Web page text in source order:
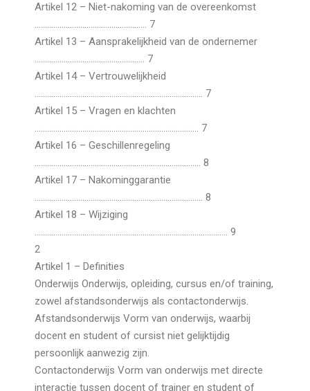
Artikel 12 – Niet-nakoming van de overeenkomst
……………………………………………… 7
Artikel 13 – Aansprakelijkheid van de ondernemer
…………………………………………….. 7
Artikel 14 – Vertrouwelijkheid
……………………………………………………………………… 7
Artikel 15 – Vragen en klachten
……………………………………………………………………. 7
Artikel 16 – Geschillenregeling
…………………………………………………………………….. 8
Artikel 17 – Nakominggarantie
……………………………………………………………………… 8
Artikel 18 – Wijziging
………………………………………………………………………………… 9
2
Artikel 1 – Definities
Onderwijs Onderwijs, opleiding, cursus en/of training,
zowel afstandsonderwijs als contactonderwijs.
Afstandsonderwijs Vorm van onderwijs, waarbij
docent en student of cursist niet gelijktijdig
persoonlijk aanwezig zijn.
Contactonderwijs Vorm van onderwijs met directe
interactie tussen docent of trainer en student of